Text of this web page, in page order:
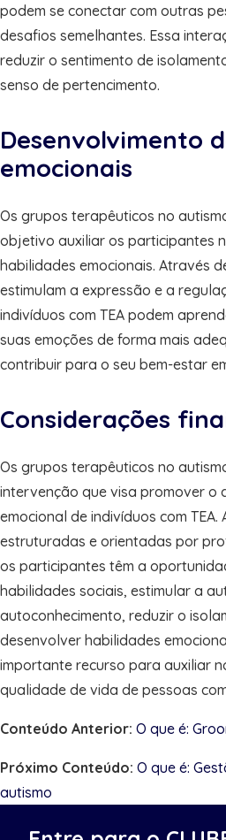
podem se conectar com outras
desafios semelhantes. Essa
reduzir o sentimento de
senso de pertencimento.
Desenvolvimento
emocionais
Os grupos terapêuticos no
objetivo auxiliar os participantes
habilidades emocionais. Através
estimulam a expressão e a
indivíduos com TEA podem
suas emoções de forma mais
contribuir para o seu bem-estar
Considerações
Os grupos terapêuticos no
intervenção que visa promover o
emocional de indivíduos com
estruturadas e orientadas por
os participantes têm a
habilidades sociais, estimular a
autoconhecimento, reduzir o
desenvolver habilidades
importante recurso para auxiliar
qualidade de vida de pessoas
Conteúdo Anterior: O que é:
Próximo Conteúdo: O que é:
autismo